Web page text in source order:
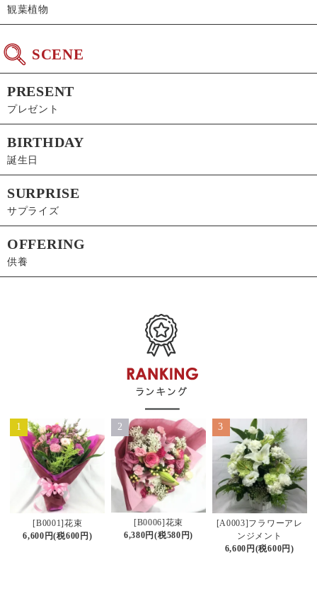
観葉植物
SCENE
PRESENT
プレゼント
BIRTHDAY
誕生日
SURPRISE
サプライズ
OFFERING
供養
1
[B0001]花束
6,600円(税600円)
2
[B0006]花束
6,380円(税580円)
3
[A0003]フラワーアレ
ンジメント
6,600円(税600円)